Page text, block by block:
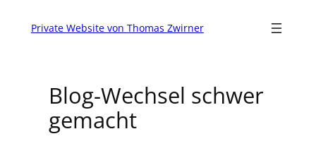
InhaltPrivate Website von Thomas Zwirner
Blog-Wechsel schwer
gemacht